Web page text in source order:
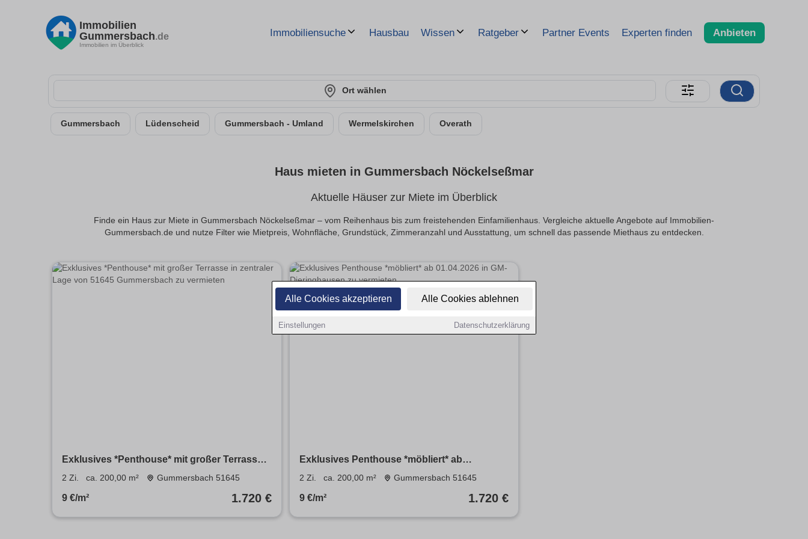
Alle Cookies akzeptieren Alle Cookies ablehnen
Einstellungen Datenschutzerklärung
Immobilien
Gummersbach.de
Immobilien im Überblick
Immobiliensuche Hausbau Wissen Ratgeber Partner Events Experten finden Anbieten
Ort wählen
Gummersbach Lüdenscheid Gummersbach - Umland Wermelskirchen Overath
Haus mieten in Gummersbach Nöckelseßmar
Aktuelle Häuser zur Miete im Überblick
Finde ein Haus zur Miete in Gummersbach Nöckelseßmar – vom Reihenhaus bis zum freistehenden Einfamilienhaus. Vergleiche aktuelle Angebote auf Immobilien-
Gummersbach.de und nutze Filter wie Mietpreis, Wohnfläche, Grundstück, Zimmeranzahl und Ausstattung, um schnell das passende Miethaus zu entdecken.
Exklusives *Penthouse* mit großer Terrasse
in zentraler Lage von 51645 Gummersbach zu
2 Zi. ca. 200,00 m² Gummersbach 51645
9 €/m² 1.720 €
Exklusives Penthouse *möbliert* ab
01.04.2026 in GM-Dieringhausen zu vermieten
2 Zi. ca. 200,00 m² Gummersbach 51645
9 €/m² 1.720 €